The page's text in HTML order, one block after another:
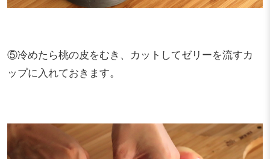
⑤冷めたら桃の皮をむき、カットしてゼリーを流すカ
ップに入れておきます。